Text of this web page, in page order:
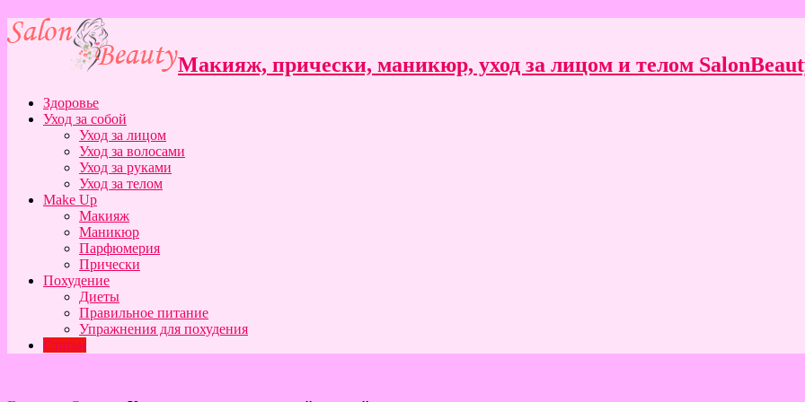
Макияж, прически, маникюр, уход за лицом и телом
Здоровье
Уход за собой
Уход за лицом
Уход за волосами
Уход за руками
Уход за телом
Make Up
Макияж
Маникюр
Парфюмерия
Прически
Похудение
Диеты
Правильное питание
Упражнения для похудения
Статьи